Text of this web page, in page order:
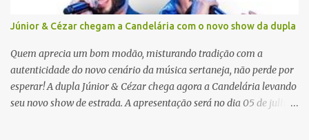
Júnior & Cézar chegam a Candelária com o novo show da dupla
Quem aprecia um bom modão, misturando tradição com a
autenticidade do novo cenário da música sertaneja, não perde por
esperar! A dupla Júnior & Cézar chega agora a Candelária levando
seu novo show de estrada. A apresentação será no dia 05 de julho